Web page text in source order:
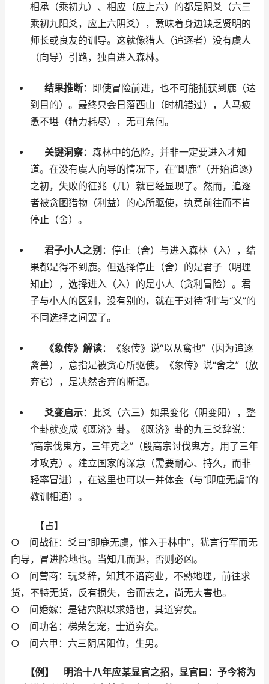
相承（乘初九）、相应（应上六）的都是阴爻（六三
乘初九阳爻，应上六阴爻），意味着身边缺乏贤明的
师长或良友的训导。这就像猎人（追逐者）没有虞人
（向导）引路，独自进入森林。
结果推断：即使冒险前进，也不可能捕获到鹿（达
到目的）。最终只会日落西山（时机错过），人马疲
惫不堪（精力耗尽），无可奈何。
关键洞察：森林中的危险，并非一定要进入才知
道。在没有虞人向导的情况下，在“即鹿”（开始追逐）
之初，失败的征兆（几）就已经显现了。然而，追逐
者被贪图猎物（利益）的心所驱使，执意前往而不肯
停止（舍）。
君子小人之别 ：停止（舍）与进入森林（入），结
果都是得不到鹿。但选择停止（舍）的是君子（明理
知止），选择进入（入）的是小人（贪利冒险）。君
子与小人的区别，没有别的，就在于对待“利”与“义”的
不同选择之间罢了。
《象传》解读：《象传》说“以从禽也”（因为追逐
禽兽），意指是被贪心所驱使。《象传》说“舍之”（放
弃它），是决然舍弃的断语。
爻变启示：此爻（六三）如果变化（阴变阳），整
个卦就变成《既济》卦。《既济》卦的九三爻辞说：
“高宗伐鬼方，三年克之”（殷高宗讨伐鬼方，用了三年
才攻克）。建立国家的深意（需要耐心、持久，而非
轻率冒进），在这里也可以一并体会（与“即鹿无虞”的
教训相通）。
【占】
○ 问战征：爻曰“即鹿无虞，惟入于林中”，犹言行军而无
向导，冒进险地也。当知几而退，否则必凶。
○ 问营商：玩爻辞，知其不谙商业，不熟地理，前往求
货，不特无货，反有损失，舍而去之，尚无大害也。
○ 问婚嫁：是钻穴隙以求婚也，其道穷矣。
○ 问功名：梯荣乞宠，士道穷矣。
○ 问六甲：六三阴居阳位，生男。
【例】 明治十八年应某显官之招，显官曰：予今将为